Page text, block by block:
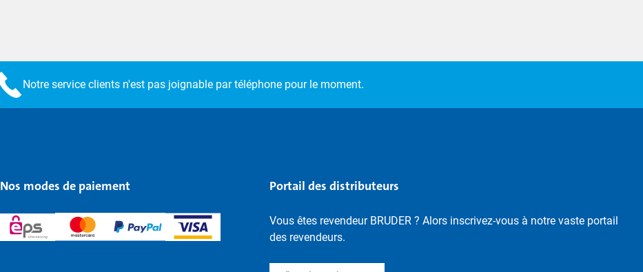
Notre service clients n'est pas joignable par téléphone pour le moment.
Nos modes de paiement Portail des distributeurs
Vous êtes revendeur BRUDER ? Alors inscrivez-vous à notre vaste portail
des revendeurs.